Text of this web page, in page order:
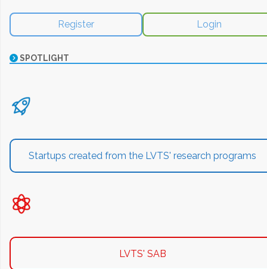
Register Login
SPOTLIGHT
Startups created from the LVTS' research programs
LVTS' SAB